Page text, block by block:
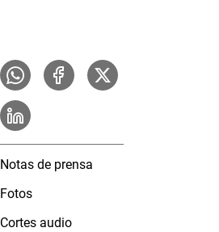
Notas de prensa
Fotos
Cortes audio